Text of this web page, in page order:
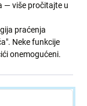
— više pročitajte u
praćenja
Neke funkcije
onemogućeni.